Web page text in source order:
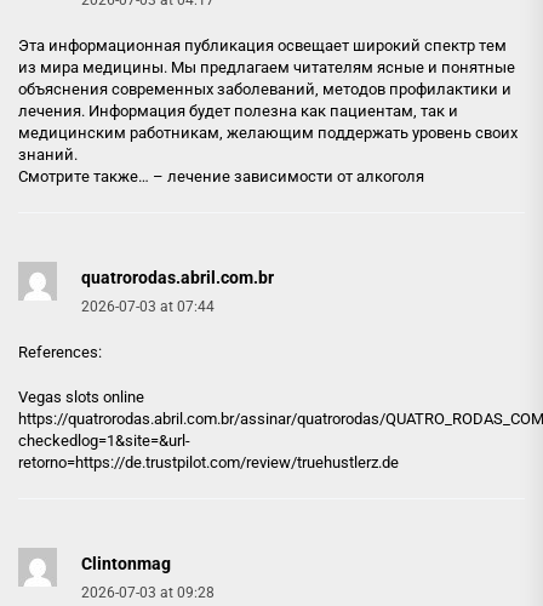
Эта информационная публикация освещает широкий спектр тем
из мира медицины. Мы предлагаем читателям ясные и понятные
объяснения современных заболеваний, методов профилактики и
лечения. Информация будет полезна как пациентам, так и
медицинским работникам, желающим поддержать уровень своих
знаний.
Смотрите также… – лечение зависимости от алкоголя
quatrorodas.abril.com.br
2026-07-03 at 07:44
References:
Vegas slots online
https://quatrorodas.abril.com.br/assinar/quatrorodas/
checkedlog=1&site=&url-
retorno=https://de.trustpilot.com/review/truehustlerz.de
Clintonmag
2026-07-03 at 09:28